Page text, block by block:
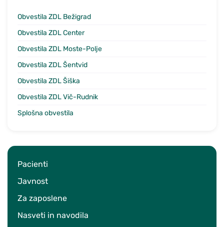
Obvestila ZDL Bežigrad
Obvestila ZDL Center
Obvestila ZDL Moste-Polje
Obvestila ZDL Šentvid
Obvestila ZDL Šiška
Obvestila ZDL Vič-Rudnik
Splošna obvestila
Pacienti
Javnost
Za zaposlene
Nasveti in navodila